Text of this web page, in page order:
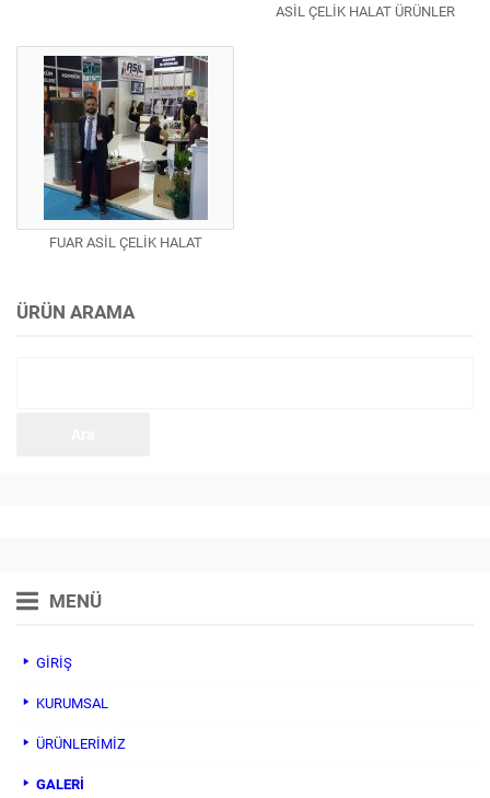
ASİL ÇELİK HALAT ÜRÜNLER
FUAR ASİL ÇELİK HALAT
ÜRÜN ARAMA
MENÜ
GİRİŞ
KURUMSAL
ÜRÜNLERIMIZ
GALERI